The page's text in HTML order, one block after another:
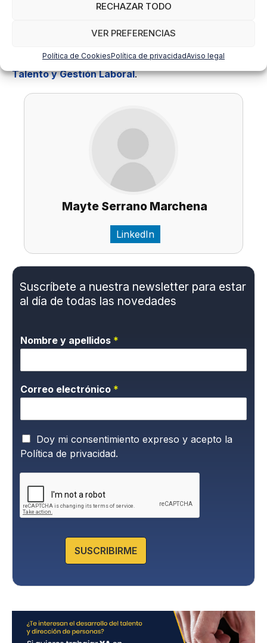
RECHAZAR TODO
VER PREFERENCIAS
Política de CookiesPolítica de privacidadAviso legal
profesionalmente en ámbito de los recursos
RRHH: Dirección de Personas, Desarrollo de
Talento y Gestión Laboral.
Mayte Serrano Marchena
LinkedIn
Suscríbete a nuestra newsletter para estar
al día de todas las novedades
Nombre y apellidos *
Correo electrónico *
P
o
í
c
a
Doy mi consentimiento expreso y acepto la
Política de privacidad.
SUSCRIBIRME